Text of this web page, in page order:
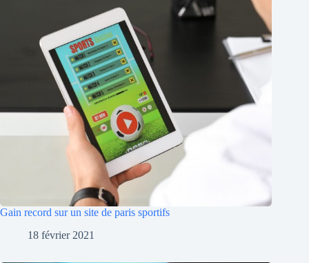
Gain record sur un site de paris sportifs
18 février 2021